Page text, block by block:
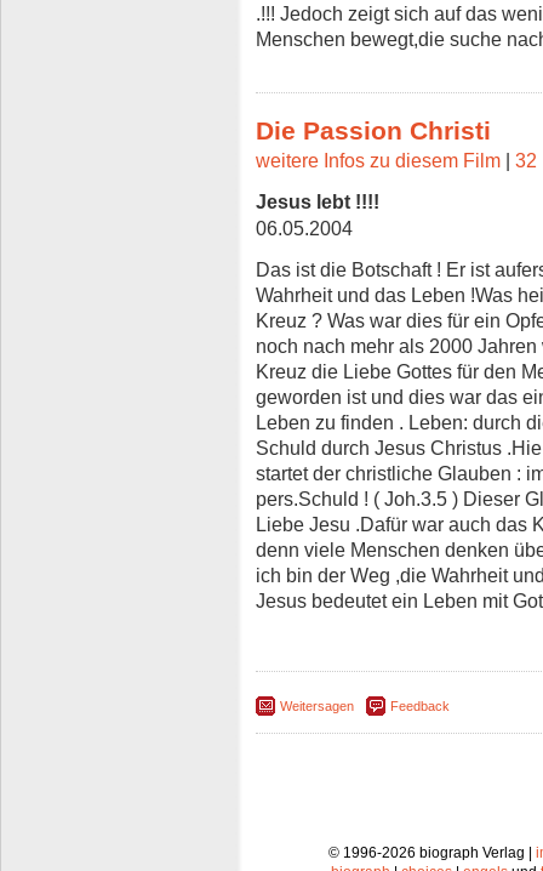
.!!! Jedoch zeigt sich auf das
Menschen bewegt,die suche
Die Passion Christi
weitere Infos zu diesem Film
32
Jesus lebt !!!!
06.05.2004
Das ist die Botschaft ! Er ist
Wahrheit und das Leben !Was
Kreuz ? Was war dies für ein
noch nach mehr als 2000
Kreuz die Liebe Gottes für den
geworden ist und dies war das
Leben zu finden . Leben: durch
Schuld durch Jesus Christus
startet der christliche Glauben :
pers.Schuld ! ( Joh.3.5 ) Dieser
Liebe Jesu .Dafür war auch das
denn viele Menschen denken
ich bin der Weg ,die Wahrheit
Jesus bedeutet ein Leben mit
Weitersagen Feedback
© 1996-2026 biograph Verlag |